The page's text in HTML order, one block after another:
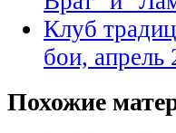
Клуб
бои, апрель
Похожие